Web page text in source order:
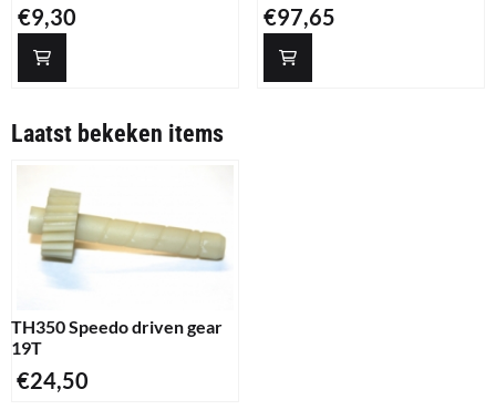
Prijs: 9,30
€9,30 Prijs: 97,65
€97,65
Laatst bekeken items
TH350 Speedo driven gear
19T
€24,50